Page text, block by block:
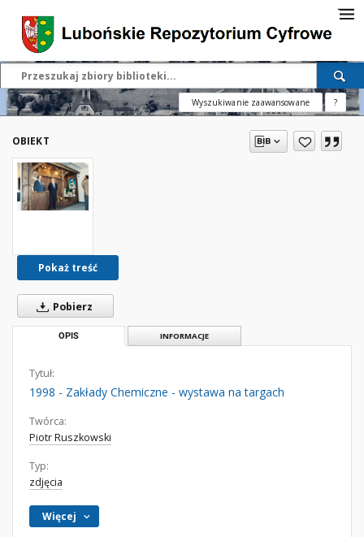
Wyszukiwanie zaawansowane ?
OBIEKT
Pokaż treść
Pobierz
OPIS INFORMACJE
Tytuł:
1998 - Zakłady Chemiczne - wystawa na targach
Twórca:
Piotr Ruszkowski
Typ:
zdjęcia
Więcej